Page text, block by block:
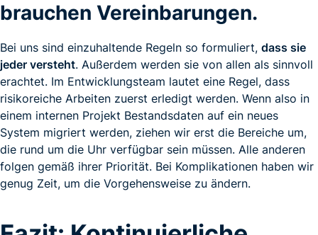
brauchen Vereinbarungen.
Bei uns sind einzuhaltende Regeln so formuliert, dass sie
jeder versteht. Außerdem werden sie von allen als sinnvoll
erachtet. Im Entwicklungsteam lautet eine Regel, dass
risikoreiche Arbeiten zuerst erledigt werden. Wenn also in
einem internen Projekt Bestandsdaten auf ein neues
System migriert werden, ziehen wir erst die Bereiche um,
die rund um die Uhr verfügbar sein müssen. Alle anderen
folgen gemäß ihrer Priorität. Bei Komplikationen haben wir
genug Zeit, um die Vorgehensweise zu ändern.